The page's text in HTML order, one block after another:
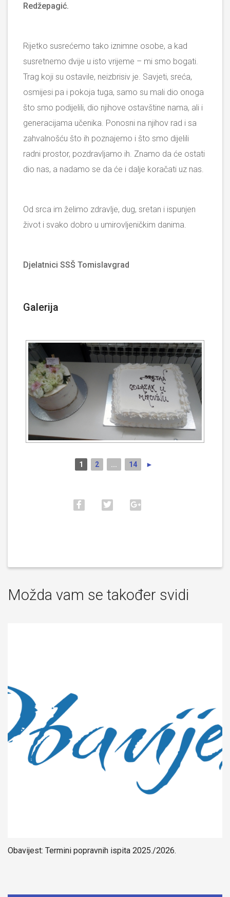
Redžepagić.
Rijetko susrećemo tako iznimne osobe, a kad
susretnemo dvije u isto vrijeme – mi smo bogati.
Trag koji su ostavile, neizbrisiv je. Savjeti, sreća,
osmijesi pa i pokoja tuga, samo su mali dio onoga
što smo podijelili, dio njihove ostavštine nama, ali i
generacijama učenika. Ponosni na njihov rad i sa
zahvalnošću što ih poznajemo i što smo dijelili
radni prostor, pozdravljamo ih. Znamo da će ostati
dio nas, a nadamo se da će i dalje koračati uz nas.
Od srca im želimo zdravlje, dug, sretan i ispunjen
život i svako dobro u umirovljeničkim danima.
Djelatnici SSŠ Tomislavgrad
Galerija
1 2 ... 14 ►
Možda vam se također svidi
Obavijest: Termini popravnih ispita 2025./2026.